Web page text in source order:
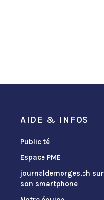
AIDE & INFOS
Publicité
Espace PME
journaldemorges.ch sur
son smartphone